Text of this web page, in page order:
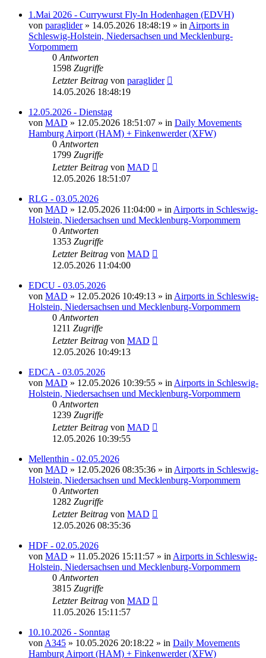
1.Mai 2026 - Currywurst Fly-In Hodenhagen (EDVH)
von paraglider» 14.05.2026 18:48:19 » in Airports in
Schleswig-Holstein, Niedersachsen und Mecklenburg-
Vorpommern
0 Antworten
1598 Zugriffe
Letzter Beitrag von paraglider
14.05.2026 18:48:19
12.05.2026 - Dienstag
von MAD » 12.05.2026 18:51:07 » in Daily Movements
Hamburg Airport (HAM) + Finkenwerder (XFW)
0 Antworten
1799 Zugriffe
Letzter Beitrag von MAD
12.05.2026 18:51:07
RLG - 03.05.2026
von MAD » 12.05.2026 11:04:00 » in Airports in Schleswig-
Holstein, Niedersachsen und Mecklenburg-Vorpommern
0 Antworten
1353 Zugriffe
Letzter Beitrag von MAD
12.05.2026 11:04:00
EDCU - 03.05.2026
von MAD » 12.05.2026 10:49:13 » in Airports in Schleswig-
Holstein, Niedersachsen und Mecklenburg-Vorpommern
0 Antworten
1211 Zugriffe
Letzter Beitrag von MAD
12.05.2026 10:49:13
EDCA - 03.05.2026
von MAD » 12.05.2026 10:39:55 » in Airports in Schleswig-
Holstein, Niedersachsen und Mecklenburg-Vorpommern
0 Antworten
1239 Zugriffe
Letzter Beitrag von MAD
12.05.2026 10:39:55
Mellenthin - 02.05.2026
von MAD » 12.05.2026 08:35:36 » in Airports in Schleswig-
Holstein, Niedersachsen und Mecklenburg-Vorpommern
0 Antworten
1282 Zugriffe
Letzter Beitrag von MAD
12.05.2026 08:35:36
HDF - 02.05.2026
von MAD » 11.05.2026 15:11:57 » in Airports in Schleswig-
Holstein, Niedersachsen und Mecklenburg-Vorpommern
0 Antworten
3815 Zugriffe
Letzter Beitrag von MAD
11.05.2026 15:11:57
10.10.2026 - Sonntag
von A345 » 10.05.2026 20:18:22 » in Daily Movements
Hamburg Airport (HAM) + Finkenwerder (XFW)